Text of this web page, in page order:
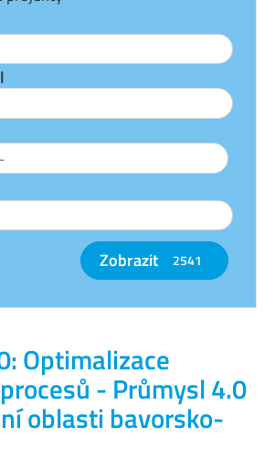
Optimalizace
- Průmysl 4.0
oblasti bavorsko-
Zobrazit 2541